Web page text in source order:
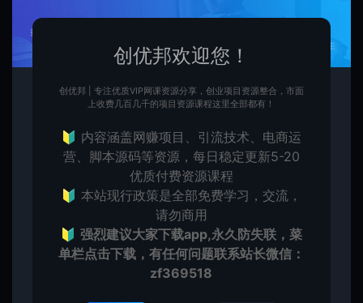
●如若本站内容侵犯了原著者的合法权益，可联系我们进行处
有内容及软件的文章仅限用于学习和研究目的。
●用户必须遵守《计算机软件保护条例(2013修订)》第十七
显示、传输或者存储软件等方式使用软件的，可以不经软件著
作权人许可，不向其支付报酬。鉴于此条例，用户从本平台下
载的全部资源（软件）仅限学习研究，未经版权归属者授权不
得商用，若因商用引起的版权纠纷，一切责任均由使用者自行
承担，本平台所属公司及其雇员不承担任何法律责任。
●如果您喜欢该内容，请支持正版软件，得到更好的正版服
务。侵删请致信E-mail：cyb12340@163.com
音视频切割利器3秒内切完10G视频
创优邦欢迎您！
创优邦 | 专注优质VIP网课资源分享，创业项目资源整合，市面
上收费几百几千的项目资源课程这里全部都有！
🔰 内容涵盖网赚项目、引流技术、电商运
营、脚本源码等资源，每日稳定更新5-20
优质付费资源课程
🔰 本站现行政策是全部免费学习，交流，
请勿商用
🔰强烈建议大家下载app,永久防失联，菜
单栏点击下载，有任何问题联系站长微信：
zf369518